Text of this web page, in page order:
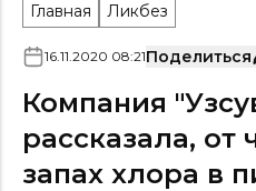
Главная Ликбез
16.11.2020 08:21Поделиться
Компания
рассказала, от
запах хлора в